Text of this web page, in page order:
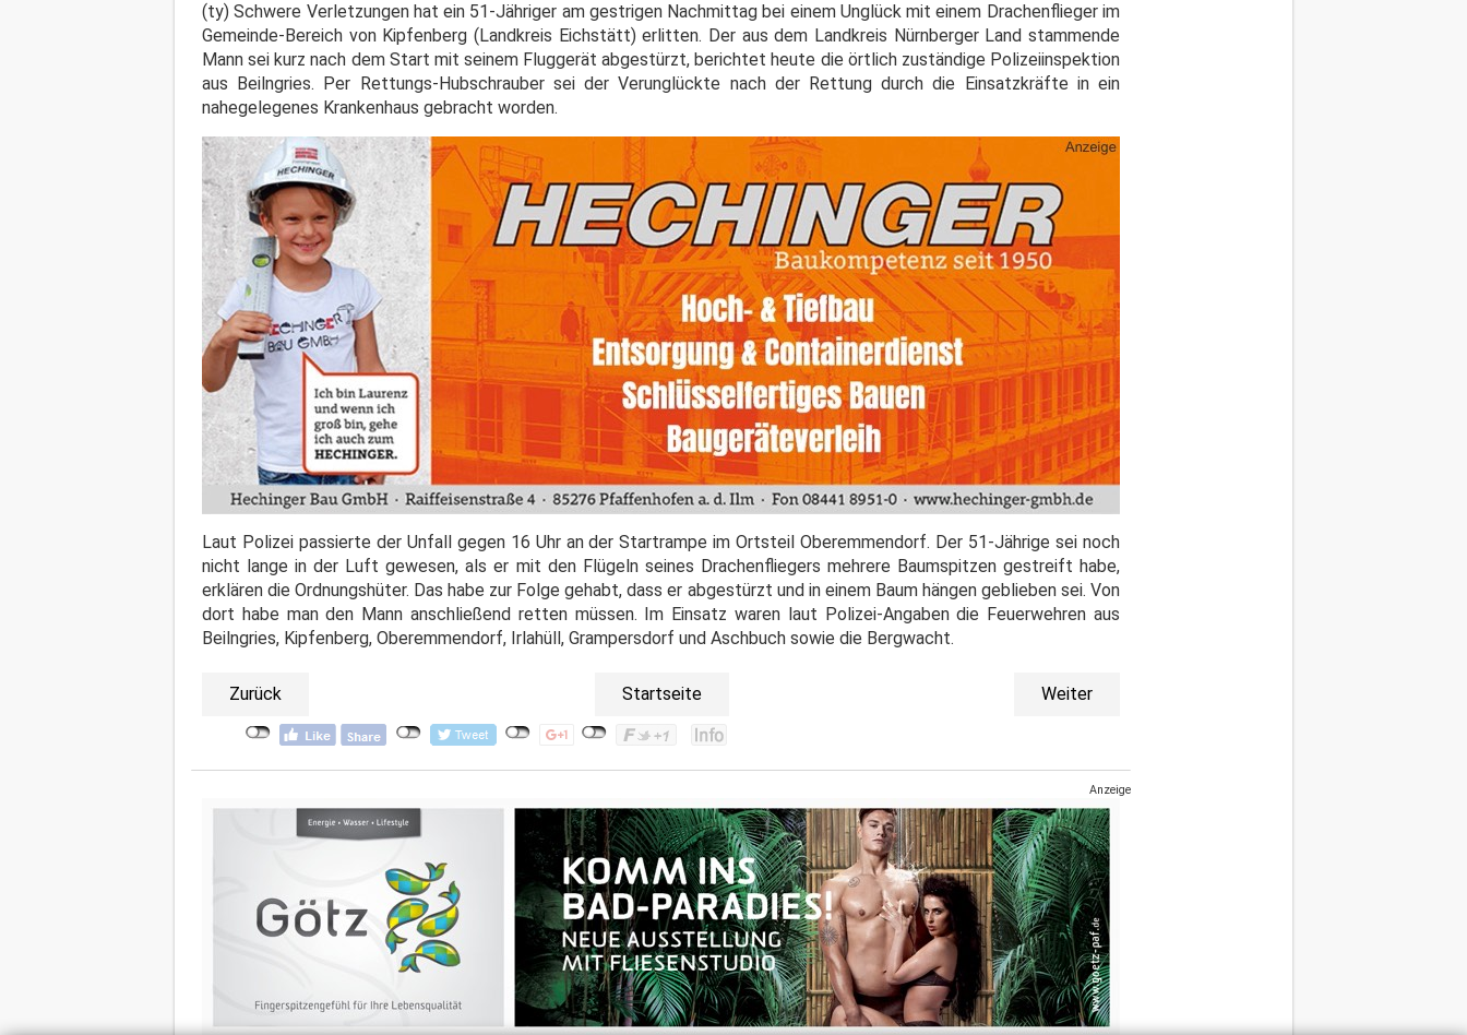
(ty) Schwere Verletzungen hat ein 51-Jähriger am gestrigen Nachmittag bei einem Unglück mit einem Drachenflieger im
Gemeinde-Bereich von Kipfenberg (Landkreis Eichstätt) erlitten. Der aus dem Landkreis Nürnberger Land stammende
Mann sei kurz nach dem Start mit seinem Fluggerät abgestürzt, berichtet heute die örtlich zuständige Polizeiinspektion
aus Beilngries. Per Rettungs-Hubschrauber sei der Verunglückte nach der Rettung durch die Einsatzkräfte in ein
nahegelegenes Krankenhaus gebracht worden.
Laut Polizei passierte der Unfall gegen 16 Uhr an der Startrampe im Ortsteil Oberemmendorf. Der 51-Jährige sei noch
nicht lange in der Luft gewesen, als er mit den Flügeln seines Drachenfliegers mehrere Baumspitzen gestreift habe,
erklären die Ordnungshüter. Das habe zur Folge gehabt, dass er abgestürzt und in einem Baum hängen geblieben sei. Von
dort habe man den Mann anschließend retten müssen. Im Einsatz waren laut Polizei-Angaben die Feuerwehren aus
Beilngries, Kipfenberg, Oberemmendorf, Irlahüll, Grampersdorf und Aschbuch sowie die Bergwacht.
Zurück Startseite Weiter
Anzeige